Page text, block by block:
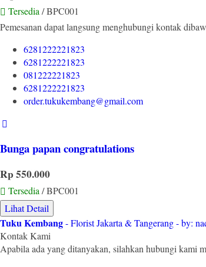
Tersedia / BPC001
Pemesanan dapat langsung menghubungi kontak
6281222221823
6281222221823
081222221823
6281222221823
order.tukukembang@gmail.com
Bunga papan congratulations
Rp 550.000
Tersedia/ BPC001
Lihat Detail
Tuku Kembang- Florist Jakarta & Tangerang - by:
Kontak Kami
Apabila ada yang ditanyakan, silahkan hubungi kami